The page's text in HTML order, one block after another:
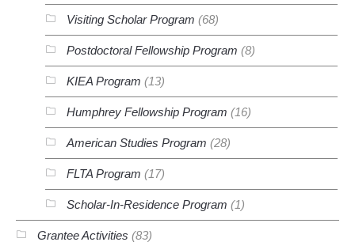
Visiting Scholar Program (68)
Postdoctoral Fellowship Program (8)
KIEA Program (13)
Humphrey Fellowship Program (16)
American Studies Program (28)
FLTA Program (17)
Scholar-In-Residence Program (1)
Grantee Activities (83)